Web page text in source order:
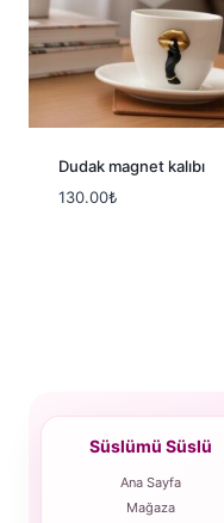
Dudak magnet kalıbı
130.00₺
Süslümü Süslü
Ana Sayfa
Mağaza